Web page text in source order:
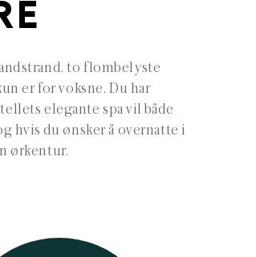
to flombelyste
er for voksne. Du har
elegante spa vil både
hvis du ønsker å overnatte i
ørkentur.